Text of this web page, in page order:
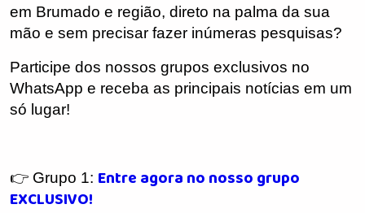
em Brumado e região, direto na palma da sua
mão e sem precisar fazer inúmeras pesquisas?
Participe dos nossos grupos exclusivos no
WhatsApp e receba as principais notícias em um
só lugar!
👉 Grupo 1: Entre agora no nosso grupo
EXCLUSIVO!